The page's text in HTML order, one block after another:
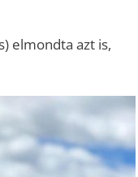
elmondta azt is,